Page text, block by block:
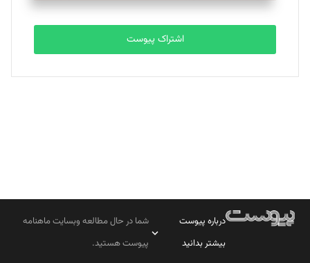
تحریریه
بابک نقاش
تحریریه
اشتراک پیوست
درباره پیوست
بیشتر بدانید
شما در حال مطالعه وبسایت ماهنامه
پیوست هستید.